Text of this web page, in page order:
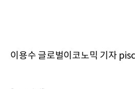
이용수 글로벌이코노믹 기자